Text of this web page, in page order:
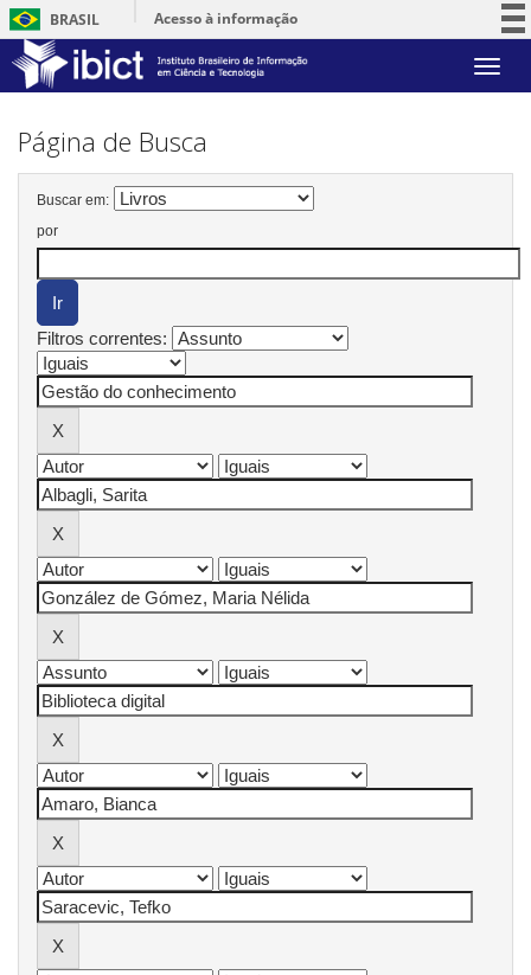
BRASIL
Acesso à informação
Serviços
Skip
Página de Busca
Buscar em:
por
Filtros correntes: